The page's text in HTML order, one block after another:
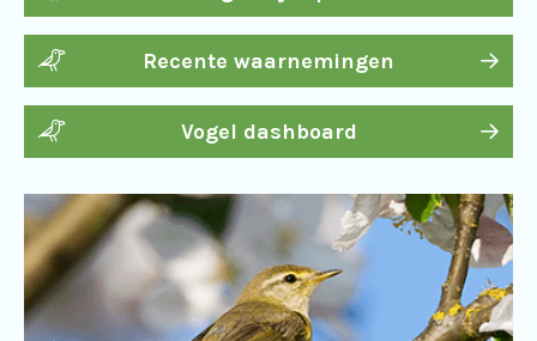
Recente waarnemingen
Vogel dashboard